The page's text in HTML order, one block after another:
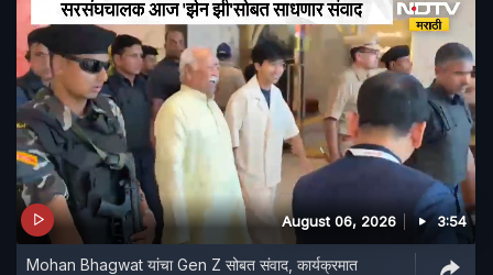
August 06, 2026 3:54
Mohan Bhagwat यांचा Gen Z सोबत संवाद, कार्यक्रमात